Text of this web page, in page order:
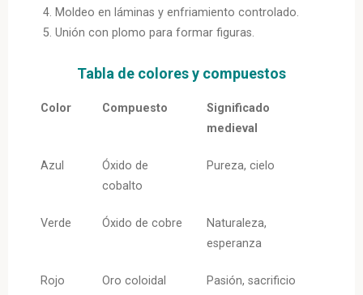
Moldeo en láminas y enfriamiento controlado.
Unión con plomo para formar figuras.
Tabla de colores y compuestos
Color Compuesto
Significado
medieval
Azul
Óxido de
cobalto
Pureza, cielo
Verde Óxido de cobre
Naturaleza,
esperanza
Rojo Oro coloidal Pasión, sacrificio